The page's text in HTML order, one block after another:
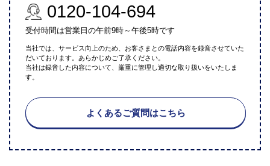
0120-104-694
受付時間は営業日の午前9時～午後5時です
当社では、サービス向上のため、お客さまとの電話内容を録音させていた
だいております。あらかじめご了承ください。
当社は録音した内容について、厳重に管理し適切な取り扱いをいたしま
す。
よくあるご質問はこちら